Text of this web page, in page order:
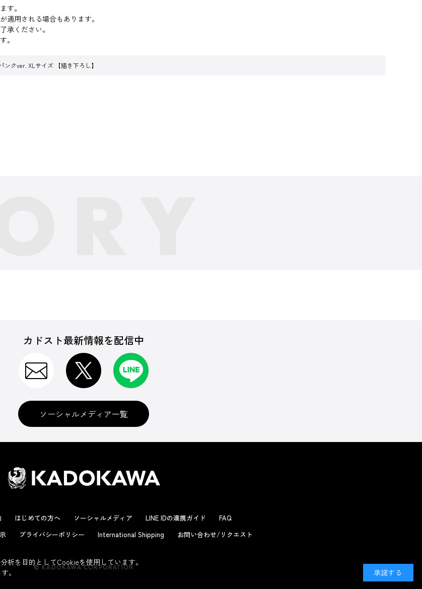
す。
用される場合もあります。
承ください。
。
クver. XLサイズ 【描き下ろし】
カドスト最新情報を配信中
ソーシャルメディア一覧
はじめての方へ ソーシャルメディア LINE IDの連携ガイド
FAQ
プライバシーポリシー International Shipping お問い合わせ/リクエスト
© KADOKAWA CORPORATION
析を目的としてCookieを使用しています。
。
承諾する